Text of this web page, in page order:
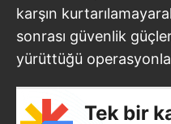
karşın
sonrası güvenlik
yürüttüğü